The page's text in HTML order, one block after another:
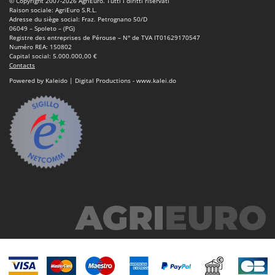
Machines pour la transformation des fruits
Machines sous vide
Motobineuses
Motoculteurs
Motofaucheuses
Motopompes pour irrigation
Moulins à céréales électriques
Moulins à farine
Nettoyeurs et Balais à vapeur
Nettoyeurs tapis, moquettes et tapisseries
P
Peignes vibreurs et Secoueurs à olives
Pelles rétros pour tracteur
Famur
FARMER
FBC
Ferrari Group
Ferroni
Ferrua
FIAC
FIEM
Fimar
Forest Master
Raison sociale: AgriEuro S.R.L.
Adresse du siège social: Fraz. Petrognano 50/D
06049 – Spoleto – (PG)
Registre des entreprises de Pérouse – N° de TVA IT01629170547
Numéro REA: 150802
Capital social: 5.000.000,00 €
Contacts
Powered by Kaleido | Digital Productions - www.kalei.do